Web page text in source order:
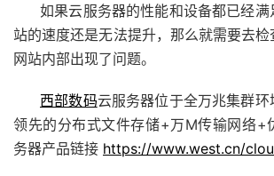
如果云服务器的性能和设备都已经
站的速度还是无法提升，那么就需要去
网站内部出现了问题。
西部数码云服务器位于全万兆集群环
领先的分布式文件存储+万M传输网络+
务器产品链接 https://www.west.cn/